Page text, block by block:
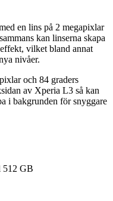
en lins på 2 megapixlar
kan linserna skapa
vilket bland annat
nivåer.
och 84 graders
av Xperia L3 så kan
i bakgrunden för snyggare
512 GB